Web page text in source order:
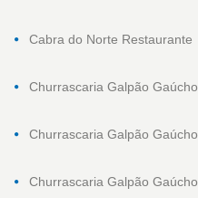
Cabra do Norte Restaurante
Churrascaria Galpão Gaúcho
Churrascaria Galpão Gaúcho
Churrascaria Galpão Gaúcho